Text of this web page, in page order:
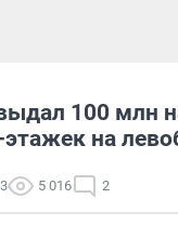
100 млн
на
5 016 2